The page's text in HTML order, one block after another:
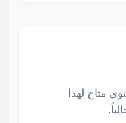
متاح لهذا